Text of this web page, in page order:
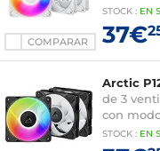
COMPARAR
STOCK : EN
37€
Arctic
de 3
con
STOCK : EN